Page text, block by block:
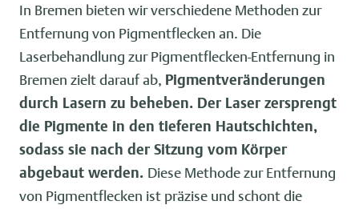
In Bremen bieten wir verschiedene Methoden zur
Entfernung von Pigmentflecken an. Die
Laserbehandlung zur Pigmentflecken-Entfernung in
Bremen zielt darauf ab, Pigmentveränderungen
durch Lasern zu beheben. Der Laser zersprengt
die Pigmente in den tieferen Hautschichten,
sodass sie nach der Sitzung vom Körper
abgebaut werden. Diese Methode zur Entfernung
von Pigmentflecken ist präzise und schont die